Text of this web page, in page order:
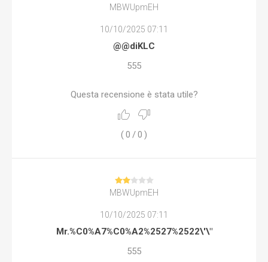
MBWUpmEH
10/10/2025 07:11
@@diKLC
555
Questa recensione è stata utile?
(0 /0 )
MBWUpmEH
10/10/2025 07:11
Mr.%C0%A7%C0%A2%2527%2522\'\"
555